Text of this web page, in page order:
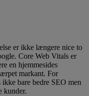
er ikke længere nice to
Core Web Vitals er
en hjemmesides
markant. For
bare bedre SEO men
kunder.